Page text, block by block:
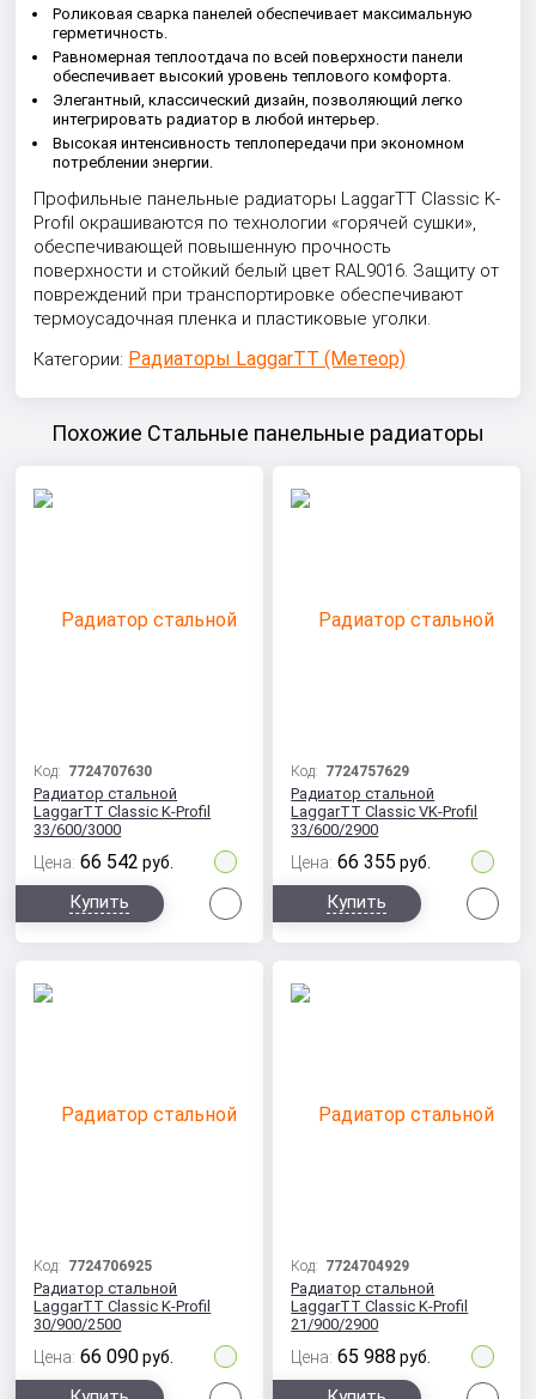
Роликовая сварка панелей обеспечивает максимальную
герметичность.
Равномерная теплоотдача по всей поверхности панели
обеспечивает высокий уровень теплового комфорта.
Элегантный, классический дизайн, позволяющий легко
интегрировать радиатор в любой интерьер.
Высокая интенсивность теплопередачи при экономном
потреблении энергии.
Профильные панельные радиаторы LaggarTT Classic K-
Profil окрашиваются по технологии «горячей сушки»,
обеспечивающей повышенную прочность
поверхности и стойкий белый цвет RAL9016. Защиту от
повреждений при транспортировке обеспечивают
термоусадочная пленка и пластиковые уголки.
Категории: Радиаторы LaggarTT (Метеор)
Похожие Стальные панельные радиаторы
Код: 7724707630
Радиатор стальной
LaggarTT Classic K-Profil
33/600/3000
Цена: 66 542 руб.
Купить
Код: 7724757629
Радиатор стальной
LaggarTT Classic VK-Profil
33/600/2900
Цена: 66 355 руб.
Купить
Код: 7724706925
Радиатор стальной
LaggarTT Classic K-Profil
30/900/2500
Цена: 66 090 руб.
Код: 7724704929
Радиатор стальной
LaggarTT Classic K-Profil
21/900/2900
Цена: 65 988 руб.